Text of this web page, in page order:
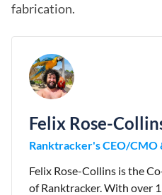
fabrication.
Felix Rose-
Ranktracker's CEO/CMO
Felix Rose-Collins is the
of Ranktracker. With over